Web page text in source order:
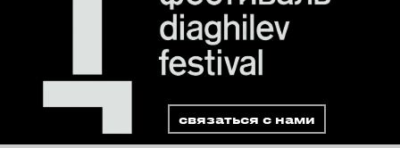
связаться с нами